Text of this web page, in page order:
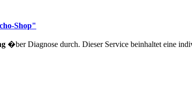
Shop"
�ber Diagnose durch. Dieser Service beinhaltet eine